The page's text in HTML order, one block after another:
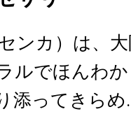
ンカ）は、
ルでほんわ
添ってきらめ